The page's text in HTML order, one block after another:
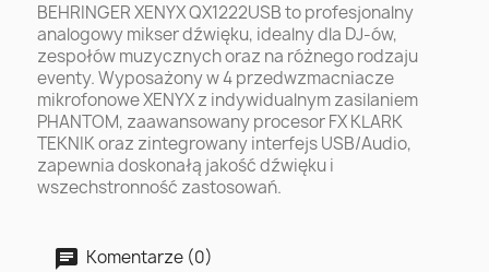
BEHRINGER XENYX QX1222USB to profesjonalny
analogowy mikser dźwięku, idealny dla DJ-ów,
zespołów muzycznych oraz na różnego rodzaju
eventy. Wyposażony w 4 przedwzmacniacze
mikrofonowe XENYX z indywidualnym zasilaniem
PHANTOM, zaawansowany procesor FX KLARK
TEKNIK oraz zintegrowany interfejs USB/Audio,
zapewnia doskonałą jakość dźwięku i
wszechstronność zastosowań.
Komentarze (0)